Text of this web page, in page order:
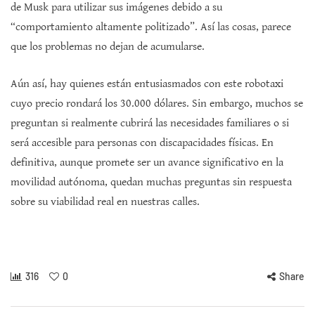
de Musk para utilizar sus imágenes debido a su
“comportamiento altamente politizado”. Así las cosas, parece
que los problemas no dejan de acumularse.
Aún así, hay quienes están entusiasmados con este robotaxi
cuyo precio rondará los 30.000 dólares. Sin embargo, muchos se
preguntan si realmente cubrirá las necesidades familiares o si
será accesible para personas con discapacidades físicas. En
definitiva, aunque promete ser un avance significativo en la
movilidad autónoma, quedan muchas preguntas sin respuesta
sobre su viabilidad real en nuestras calles.
316 0 Share